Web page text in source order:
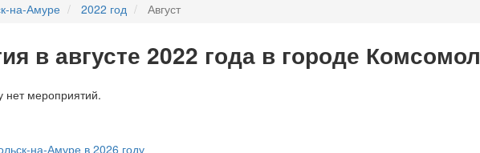
на-Амуре 2022 год Август
в августе 2022 года в городе
нет мероприятий.
на-Амуре в 2026 году